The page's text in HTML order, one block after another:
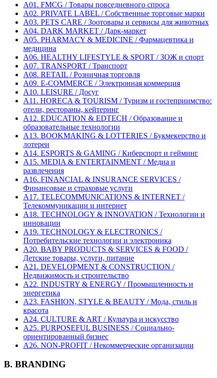
A01. FMCG / Товары повседневного спроса
A02. PRIVATE LABEL / Собственные торговые марки
A03. PETS CARE / Зоотовары и сервисы для животных
A04. DARK MARKET / Дарк-маркет
A05. PHARMACY & MEDICINE / Фармацевтика и
медицина
A06. HEALTHY LIFESTYLE & SPORT / ЗОЖ и спорт
A07. TRANSPORT / Транспорт
A08. RETAIL / Розничная торговля
A09. E-COMMERCE / Электронная коммерция
A10. LEISURE / Досуг
A11. HORECA & TOURISM / Туризм и гостеприимство:
отели, рестораны, кейтеринг
A12. EDUCATION & EDTECH / Образование и
образовательные технологии
A13. BOOKMAKING & LOTTERIES / Букмекерство и
лотереи
A14. ESPORTS & GAMING / Киберспорт и гейминг
A15. MEDIA & ENTERTAINMENT / Медиа и
развлечения
A16. FINANCIAL & INSURANCE SERVICES /
Финансовые и страховые услуги
A17. TELECOMMUNICATIONS & INTERNET /
Телекоммуникации и интернет
A18. TECHNOLOGY & INNOVATION / Технологии и
инновации
A19. TECHNOLOGY & ELECTRONICS /
Потребительские технологии и электроника
A20. BABY PRODUCTS & SERVICES & FOOD /
Детские товары, услуги, питание
A21. DEVELOPMENT & CONSTRUCTION /
Недвижимость и строительство
A22. INDUSTRY & ENERGY / Промышленность и
энергетика
A23. FASHION, STYLE & BEAUTY / Мода, стиль и
красота
A24. CULTURE & ART / Культура и искусство
A25. PURPOSEFUL BUSINESS / Социально-
ориентированный бизнес
A26. NON-PROFIT / Некоммерческие организации
B. BRANDING